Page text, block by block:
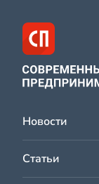
Новости
Статьи